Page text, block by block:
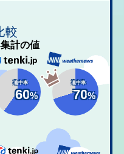
較
計の値
適中率
60%
適中率
70%